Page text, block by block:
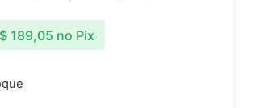
189,05 no Pix